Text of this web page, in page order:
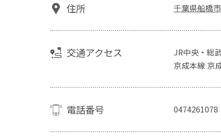
住所 千葉県船橋
交通アクセス
JR中央・総
京成本線 京
電話番号 0474261078